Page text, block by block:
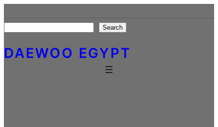
to
content
Search
DAEWOO EGYPT